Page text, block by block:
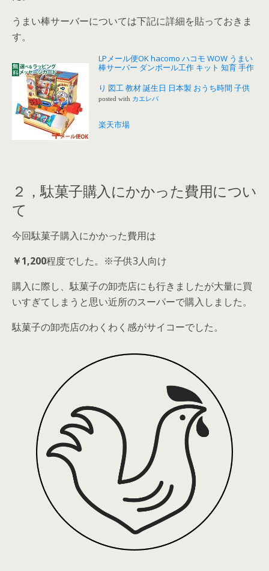
うまい棒サーバーについては下記に詳細を貼っておきま
す。
LPメール便OK hacomo ハコモ WOW うまい
棒サーバー ダンボール工作 キット 知育 手作
り 図工 教材 誕生日 日本製 おうち時間 子供
posted with カエレバ
楽天市場
２，駄菓子購入にかかった費用につい
て
今回駄菓子購入にかかった費用は
￥1,200程度でした。※子供3人向け
購入に際し、駄菓子の卸売店にも行きましたが大量に買
いすぎてしまうと思い近所のスーパーで購入しました。
駄菓子の卸売店のわくわく感がサイコーでした。